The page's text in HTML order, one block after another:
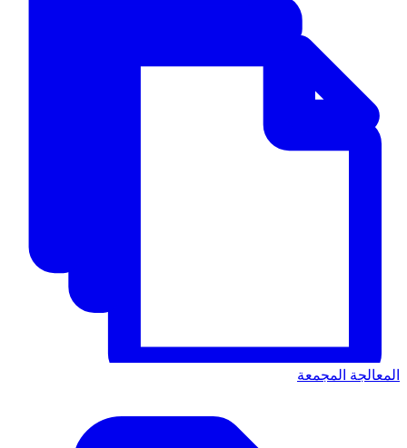
المعالجة المجمعة